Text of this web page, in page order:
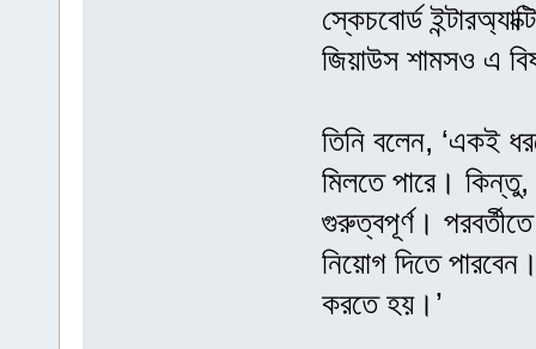
স্কেচবোর্ড
জিয়াউস শামসও এ
তিনি বলেন, ‘একই
মিলতে পারে।
গুরুত্বপূর্ণ।
নিয়োগ দিতে
করতে হয়।’